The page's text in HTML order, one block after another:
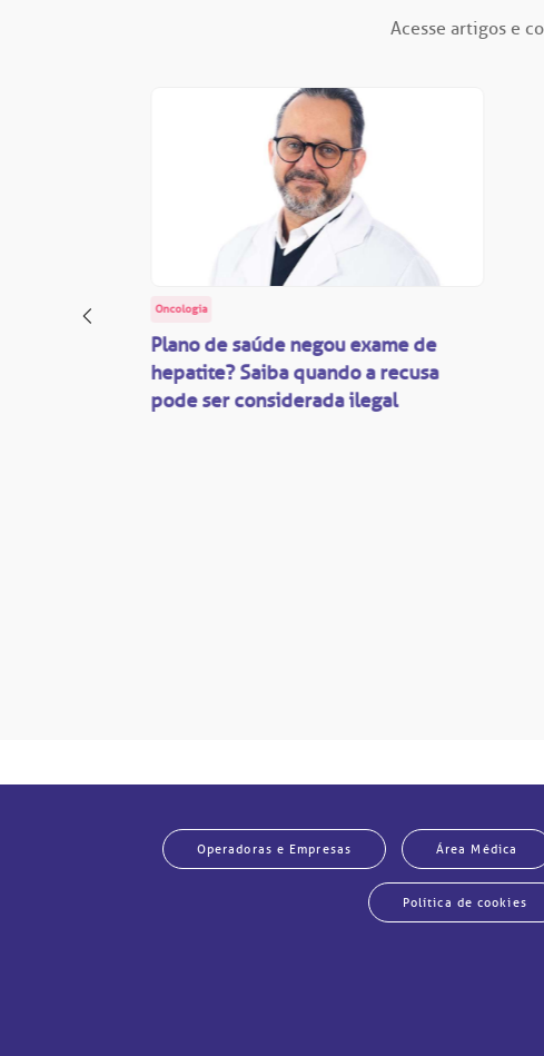
Acesse artigos e
Oncologia
Plano de saúde negou exame de
hepatite? Saiba quando a recusa
pode ser considerada ilegal
Operadoras e Empresas Área Médica
Política de cookies